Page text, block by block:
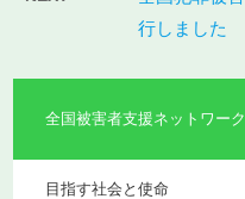
行しました
全国被害者支援ネットワー
目指す社会と使命